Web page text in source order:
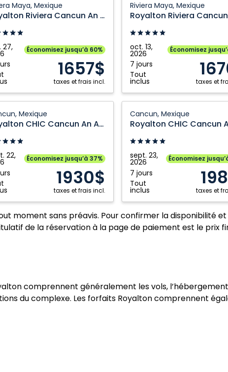
Maya, Mexique
Royalton Riviera Cancun An Autograph Collection All Inclusive Resort and Casino
27, Économisez jusqu’à 60%
1657$
taxes et frais incl.
Riviera Maya, Mexique
oct. 13,
2026
7 jours
Tout
inclus
Économisez
taxes et
Riviera
Cancun
An
Autograph
Collection
All
Inclusive
Resort
and
Casino:
Riviera
Maya,
Mexique
Mexique
Royalton CHIC Cancun An Autograph Collection All Inclusive Resort Adults Only
22, Économisez jusqu’à 37%
1930$
taxes et frais incl.
Cancun, Mexique
sept. 23,
2026
7 jours
Tout
inclus
Économisez
taxes et
CHIC
Cancun
An
Autograph
Collection
Inclusive
Resort
Adults
Only:
moment sans préavis. Pour confirmer la disponibilité et
de la réservation à la page de paiement est le prix
comprennent généralement les vols,
du complexe. Les forfaits Royalton comprennent